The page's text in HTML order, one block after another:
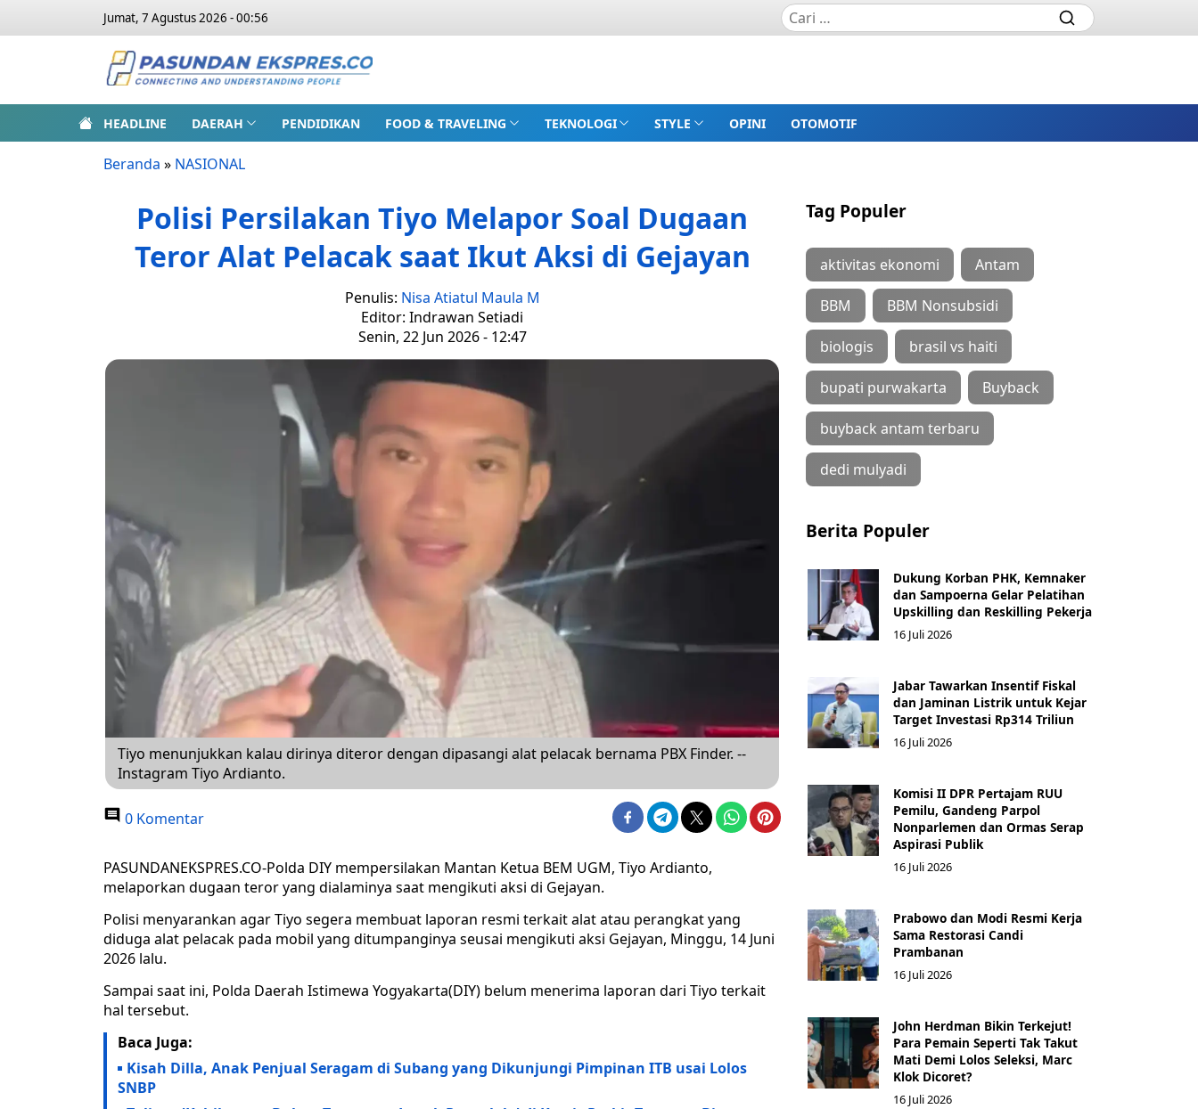
Jumat, 7 Agustus 2026 - 00:56
HEADLINE DAERAH PENDIDIKAN FOOD & TRAVELING TEKNOLOGI STYLE OPINI OTOMOTIF
Beranda » NASIONAL
Polisi Persilakan Tiyo Melapor Soal Dugaan
Teror Alat Pelacak saat Ikut Aksi di Gejayan
Penulis: Nisa Atiatul Maula M
Editor: Indrawan Setiadi
Senin, 22 Jun 2026 - 12:47
Tiyo menunjukkan kalau dirinya diteror dengan dipasangi alat pelacak bernama PBX Finder. --
Instagram Tiyo Ardianto.
0 Komentar
PASUNDANEKSPRES.CO-Polda DIY mempersilakan Mantan Ketua BEM UGM, Tiyo Ardianto,
melaporkan dugaan teror yang dialaminya saat mengikuti aksi di Gejayan.
Polisi menyarankan agar Tiyo segera membuat laporan resmi terkait alat atau perangkat yang
diduga alat pelacak pada mobil yang ditumpanginya seusai mengikuti aksi Gejayan, Minggu, 14 Juni
2026 lalu.
Sampai saat ini, Polda Daerah Istimewa Yogyakarta(DIY) belum menerima laporan dari Tiyo terkait
hal tersebut.
Baca Juga:
Kisah Dilla, Anak Penjual Seragam di Subang yang Dikunjungi Pimpinan ITB usai Lolos
SNBP
Tag Populer
aktivitas ekonomi Antam
BBM BBM Nonsubsidi
biologis brasil vs haiti
bupati purwakarta Buyback
buyback antam terbaru
dedi mulyadi
Berita Populer
Dukung Korban PHK, Kemnaker
dan Sampoerna Gelar Pelatihan
Upskilling dan Reskilling Pekerja
16 Juli 2026
Jabar Tawarkan Insentif Fiskal
dan Jaminan Listrik untuk Kejar
Target Investasi Rp314 Triliun
16 Juli 2026
Komisi II DPR Pertajam RUU
Pemilu, Gandeng Parpol
Nonparlemen dan Ormas Serap
Aspirasi Publik
16 Juli 2026
Prabowo dan Modi Resmi Kerja
Sama Restorasi Candi
Prambanan
16 Juli 2026
John Herdman Bikin Terkejut!
Para Pemain Seperti Tak Takut
Mati Demi Lolos Seleksi, Marc
Klok Dicoret?
16 Juli 2026